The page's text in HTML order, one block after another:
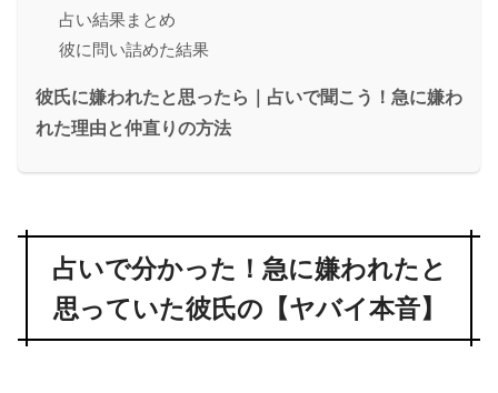
占い結果まとめ
彼に問い詰めた結果
彼氏に嫌われたと思ったら｜占いで聞こう！急に嫌わ
れた理由と仲直りの方法
占いで分かった！急に嫌われたと
思っていた彼氏の【ヤバイ本音】